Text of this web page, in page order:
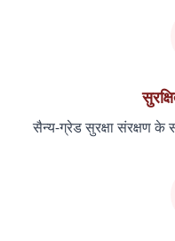
सैन्य-ग्रेड सुरक्षा संरक्षण के